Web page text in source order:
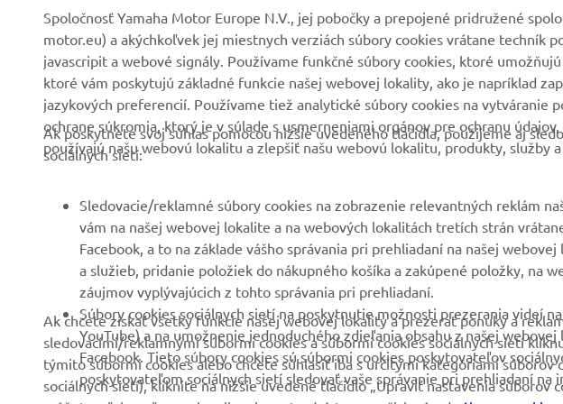
Novinky
Podujatia
Tlač
Katalóg
Práca v spoločnosti
Staňte sa predajcom
Zásady týkajúce sa
ľudských práv
Základné zásady
udržateľnosti
Kanál pre oznamovateľov
Úrady
Golf/Prevádzka
Prví respondenti
Súprava autoškoly
Partnerstvá
Technické informácie pre
nezávislých predajcov
Yamalube Safety Data
Sheets
Yamaha Music
Yamaha Racing
Yamaha Motor Global
Mobilné aplikácie
Spoločnosť Yamaha Motor Europe N.V., jej pobočky a prepojené pridružené
motor.eu) a akýchkoľvek jej miestnych verziách súbory cookies vrátane techník
javascripit a webové signály. Používame funkčné súbory cookies, ktoré
ktoré vám poskytujú základné funkcie našej webovej lokality, ako je napríklad
jazykových preferencií. Používame tiež analytické súbory cookies na vytváranie
ochrane súkromia, ktorý je v súlade s usmerneniami orgánov pre ochranu
používajú našu webovú lokalitu a zlepšiť našu webovú lokalitu, produkty, služby
Ak poskytnete svoj súhlas pomocou nižšie uvedeného tlačidla, použijeme aj
sociálnych sietí:
Sledovacie/reklamné súbory cookies na zobrazenie relevantných reklám
vám na našej webovej lokalite a na webových lokalitách tretích strán
Facebook, a to na základe vášho správania pri prehliadaní na našej
a služieb, pridanie položiek do nákupného košíka a zakúpené položky, na
záujmov vyplývajúcich z tohto správania pri prehliadaní.
Súbory cookies sociálnych sietí na poskytnutie možnosti prezerania videí
YouTube) a na umožnenie jednoduchého zdieľania obsahu z našej
Facebook. Tieto súbory cookies sú súbormi cookies poskytovateľov
poskytovateľom sociálnych sietí sledovať vaše správanie pri prehliadaní na
Ak chcete získať všetky funkcie našej webovej lokality a prezerať ponuky a
sledovacími/reklamnými súbormi cookies a súbormi cookies sociálnych sietí
týmito súbormi cookies alebo chcete súhlasiť iba s určitými kategóriami súborov
sociálnych sietí), kliknite na nižšie uvedené tlačidlo „Upraviť nastavenia súborov